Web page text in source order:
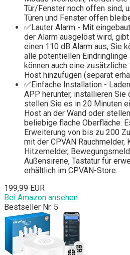
Tür/Fenster noch offen sind,
Türen und Fenster offen
✅Lauter Alarm - Mit
der Alarm ausgelöst wird,
einen 110 dB Alarm aus, Sie
alle potentiellen
können auch eine
Host hinzufügen (separat
✅Einfache Installation -
APP herunter, installieren Sie
stellen Sie es in 20 Minuten
Host an der Wand oder
beliebige flache Oberfläche.
Erweiterung von bis zu 200
mit der CPVAN Rauchmelder,
Hitzemelder,
Außensirene, Tastatur für
erhältlich im CPVAN-Store.
199,99 EUR
Bei Amazon ansehen
Bestseller Nr. 5